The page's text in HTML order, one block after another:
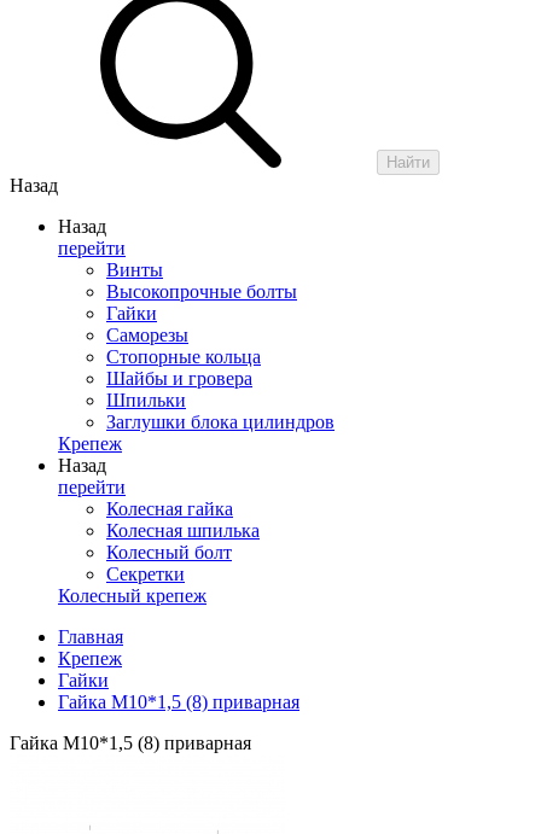
Найти
Назад
Назад
перейти
Винты
Высокопрочные болты
Гайки
Саморезы
Стопорные кольца
Шайбы и гровера
Шпильки
Заглушки блока цилиндров
Крепеж
Назад
перейти
Колесная гайка
Колесная шпилька
Колесный болт
Секретки
Колесный крепеж
Главная
Крепеж
Гайки
Гайка М10*1,5 (8) приварная
Гайка М10*1,5 (8) приварная